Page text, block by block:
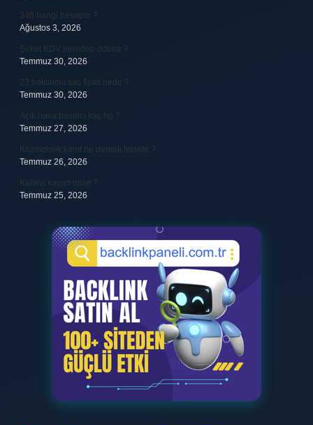
340 hangi hesaptır ?
Ağustos 3, 2026
Şirket KDV nereden ödenir ?
Temmuz 30, 2026
23 baklavalı sac fiyatı nedir ?
Temmuz 30, 2026
Açık hava basıncı kaç hg ?
Temmuz 27, 2026
Kozmolojik kanıt ne demek felsefe ?
Temmuz 26, 2026
Kallavi kavun nasıl ?
Temmuz 25, 2026